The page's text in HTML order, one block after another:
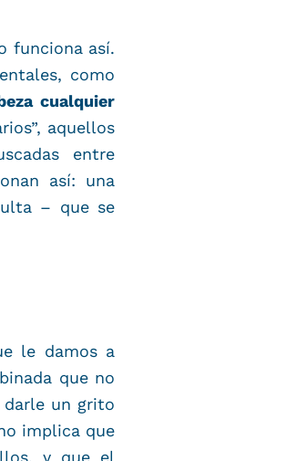
funciona así.
como
cualquier
aquellos
entre
así: una
– que se
le damos a
que no
darle un grito
implica que
y que el